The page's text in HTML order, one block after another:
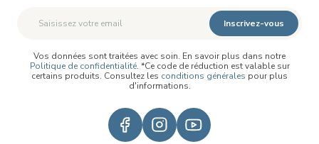
Inscrivez-vous
Vos données sont traitées avec soin. En savoir plus dans notre
Politique de confidentialité. *Ce code de réduction est valable sur
certains produits. Consultez les conditions générales pour plus
d'informations.